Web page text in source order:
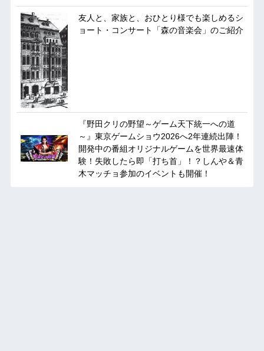
友人と、家族と、おひとり様でも楽しめるシ
ョート・コンサート「森の音楽会」のご紹介
『野田クリの野望～ゲーム天下統一への道
～』東京ゲームショウ2026へ2年連続出陣！
開発中の番組オリジナルゲームを世界最速体
験！失敗したら即「打ち首」！？しんや＆青
木マッチョ参加のイベントも開催！